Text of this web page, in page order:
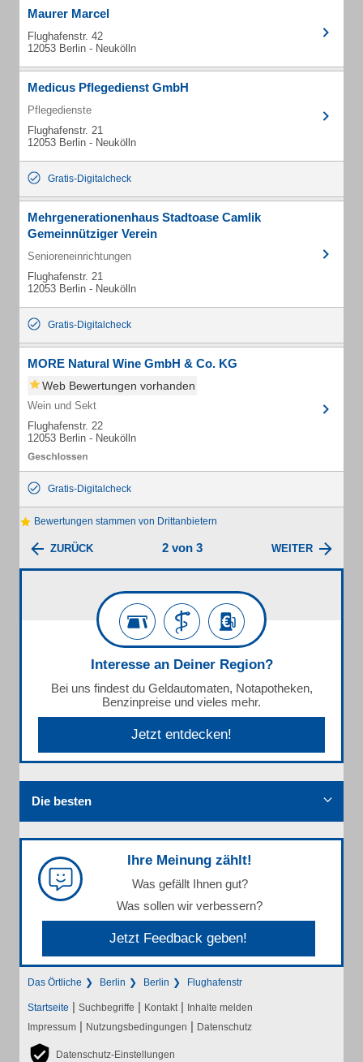
Maurer Marcel
Flughafenstr. 42
12053 Berlin - Neukölln
Medicus Pflegedienst GmbH
Pflegedienste
Flughafenstr. 21
12053 Berlin - Neukölln
Gratis-Digitalcheck
Mehrgenerationenhaus Stadtoase Camlik
Gemeinnütziger Verein
Senioreneinrichtungen
Flughafenstr. 21
12053 Berlin - Neukölln
Gratis-Digitalcheck
MORE Natural Wine GmbH & Co. KG
Web Bewertungen vorhanden
Wein und Sekt
Flughafenstr. 22
12053 Berlin - Neukölln
Gratis-Digitalcheck
Bewertungen stammen von Drittanbietern
ZURÜCK 2 von 3 WEITER
Interesse an Deiner Region?
Bei uns findest du Geldautomaten, Notapotheken,
Benzinpreise und vieles mehr.
Jetzt entdecken!
Die besten
Ihre Meinung zählt!
Was gefällt Ihnen gut?
Was sollen wir verbessern?
Jetzt Feedback geben!
Das Örtliche Berlin Berlin Flughafenstr
Startseite | Suchbegriffe | Kontakt | Inhalte melden
Impressum | Nutzungsbedingungen | Datenschutz
Datenschutz-Einstellungen